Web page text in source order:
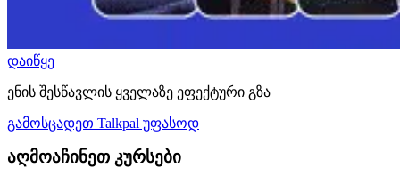
დაიწყე
ენის შესწავლის ყველაზე ეფექტური გზა
გამოსცადეთ Talkpal უფასოდ
აღმოაჩინეთ კურსები